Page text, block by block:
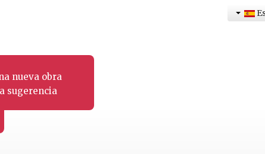
nueva obra
sugerencia